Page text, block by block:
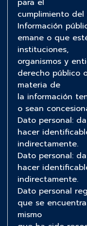
para el
cumplimiento
Información
emane o que
instituciones,
organismos y
derecho público
materia de
la información
o sean
Dato personal:
hacer
indirectamente.
Dato personal:
hacer
indirectamente.
Dato personal
que se
mismo